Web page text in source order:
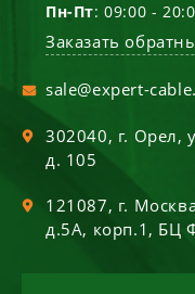
Пн-Пт: 09:00 -
Заказать
sale@expert-
302040, г. Орел,
д. 105
121087, г.
д.5А, корп.1, БЦ